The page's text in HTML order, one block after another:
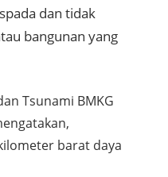
dan tidak
bangunan yang
Tsunami BMKG
barat daya